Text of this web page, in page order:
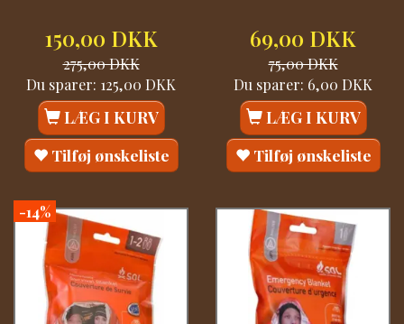
150,00 DKK
275,00 DKK
Du sparer: 125,00 DKK
LÆG I KURV
Tilføj ønskeliste
69,00 DKK
75,00 DKK
Du sparer: 6,00 DKK
LÆG I KURV
Tilføj ønskeliste
-14%